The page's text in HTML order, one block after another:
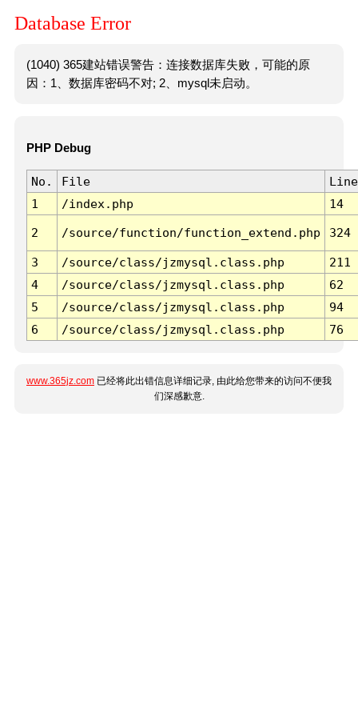
Database Error
(1040) 365建站错误警告：连接数据库失败，可能的原
因：1、数据库密码不对; 2、mysql未启动。
PHP Debug
No. File
Line
1
/index.php 14
2 /source/function/function_extend.php 324
3 /source/class/jzmysql.class.php
211
4
/source/class/jzmysql.class.php
62
5
/source/class/jzmysql.class.php
94
6
/source/class/jzmysql.class.php 76
www.365jz.com 已经将此出错信息详细记录, 由此给您带来的访问不便我
们深感歉意.